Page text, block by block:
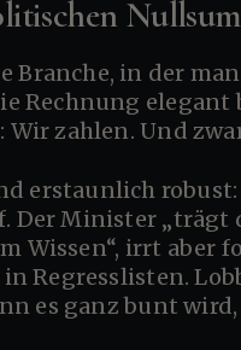
Branche, in der
Rechnung
Wir zahlen. Und
Der Minister „trägt
Wissen“, irrt aber
Regresslisten.
es ganz bunt